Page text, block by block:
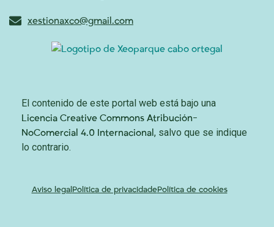
xestionaxco@gmail.com
El contenido de este portal web está bajo una
Licencia Creative Commons Atribución-
NoComercial 4.0 Internacional , salvo que se indique
lo contrario.
Aviso legal Política de privacidadePolítica de cookies